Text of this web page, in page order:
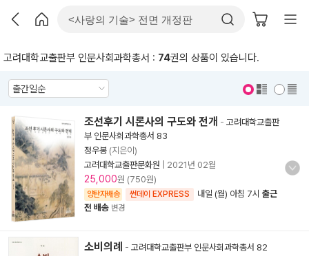
고려대학교출판부 인문사회과학총서 : 74권의 상품이 있습니다.
조선후기 시론사의 구도와 전개 - 고려대학교출판
부 인문사회과학총서 83
정우봉 (지은이)
고려대학교출판문화원
2021년 02월
25,000원 (750원)
양탄자배송 썬데이 EXPRESS 내일 (월) 아침 7시 출근
전 배송 변경
소비의례 - 고려대학교출판부 인문사회과학총서 82